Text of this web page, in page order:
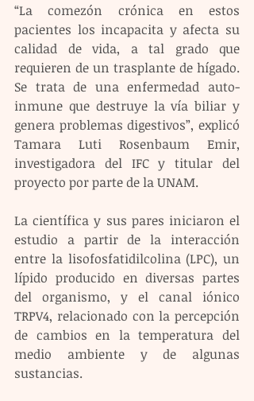
“La comezón crónica en estos
pacientes los incapacita y afecta su
calidad de vida, a tal grado que
requieren de un trasplante de hígado.
Se trata de una enfermedad auto-
inmune que destruye la vía biliar y
genera problemas digestivos”, explicó
Tamara Luti Rosenbaum Emir,
investigadora del IFC y titular del
proyecto por parte de la UNAM.
La científica y sus pares iniciaron el
estudio a partir de la interacción
entre la lisofosfatidilcolina (LPC), un
lípido producido en diversas partes
del organismo, y el canal iónico
TRPV4, relacionado con la percepción
de cambios en la temperatura del
medio ambiente y de algunas
sustancias.